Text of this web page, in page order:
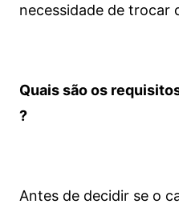
necessidade de trocar
Quais são os
?
Antes de decidir se o